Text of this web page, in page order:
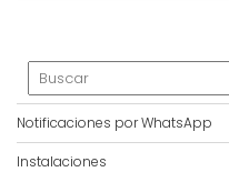
Notificaciones por WhatsApp
Instalaciones